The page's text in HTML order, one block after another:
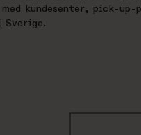
kundesenter, pick-up-
Sverige.